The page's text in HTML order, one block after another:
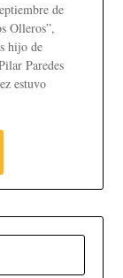
de
Olleros”,
hijo de
Paredes
estuvo